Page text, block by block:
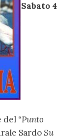
Sabato 4
del “Punto
SardoSu